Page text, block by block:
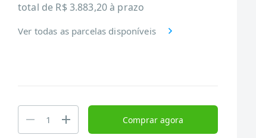
total de R$ 3.883,20à prazo
Ver todas as parcelas disponíveis
Comprar agora